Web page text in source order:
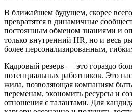
В ближайшем будущем, скорее
превратятся в динамичные
постоянным обменом знаниями и
только внутренний HR, но и весь
более персонализированным,
Кадровый резерв — это гораздо
потенциальных работников. Это
жила, позволяющая компаниям
переменам, экономить ресурсы и
отношения с талантами. Для